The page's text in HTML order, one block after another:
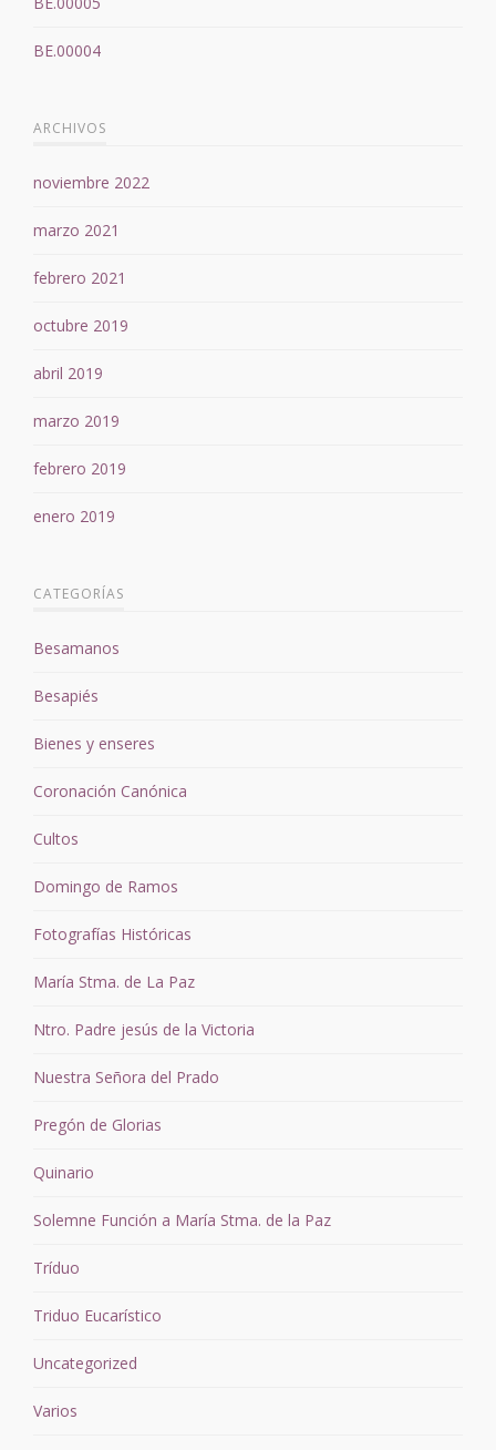
BE.00004
ARCHIVOS
noviembre 2022
marzo 2021
febrero 2021
octubre 2019
abril 2019
marzo 2019
febrero 2019
enero 2019
CATEGORÍAS
Besamanos
Besapiés
Bienes y enseres
Coronación Canónica
Cultos
Domingo de Ramos
Fotografías Históricas
María Stma. de La Paz
Ntro. Padre jesús de la Victoria
Nuestra Señora del Prado
Pregón de Glorias
Quinario
Solemne Función a María Stma. de la Paz
Tríduo
Triduo Eucarístico
Uncategorized
Varios